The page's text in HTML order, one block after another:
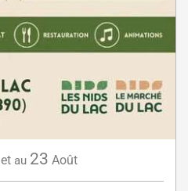
au 23 Août